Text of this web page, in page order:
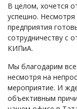
В целом, хочется
успешно.
предприятия
сотрудничеству с
КИПиА.
Мы благодарим
несмотря на
мероприятие. И
объективным